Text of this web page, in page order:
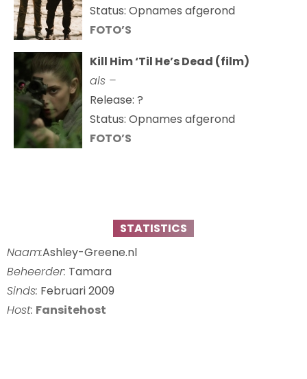
Status: Opnames afgerond
FOTO’S
Kill Him ‘Til He’s Dead (film)
als –
Release: ?
Status: Opnames afgerond
FOTO’S
STATISTICS
Naam:Ashley-Greene.nl
Beheerder: Tamara
Sinds: Februari 2009
Host: Fansitehost